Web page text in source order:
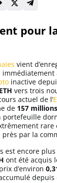
pour
vient
inactive
vers trois
actuel de l’
de 157
rare
par la
est encore
ont été acquis
d’environ